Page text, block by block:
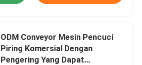
ODM Conveyor Mesin Pencuci
Piring Komersial Dengan
Pengering Yang Dapat